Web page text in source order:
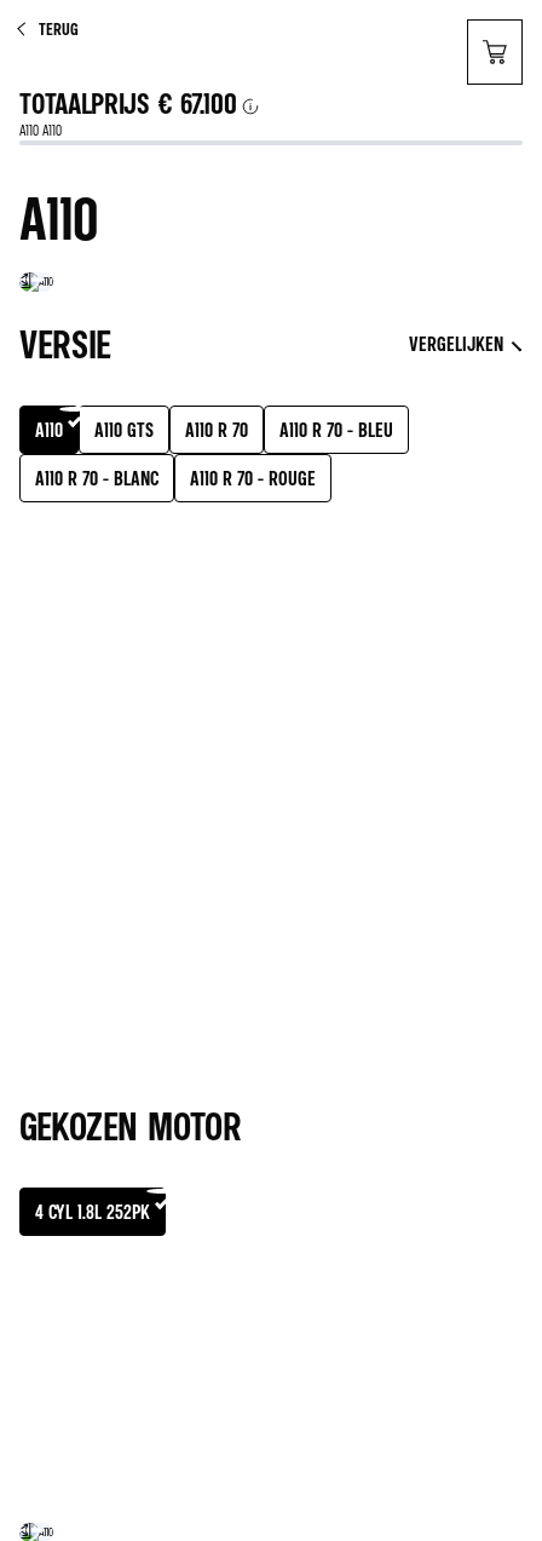
TERUG
TOTAALPRIJS € 67.100
A110 A110
A110
VERSIE VERGELIJKEN
A110 A110 GTS A110 R 70
A110 R 70 - BLEU
A110 R 70 - BLANC
A110 R 70 - ROUGE
GEKOZEN MOTOR
4 CYL 1.8L 252PK